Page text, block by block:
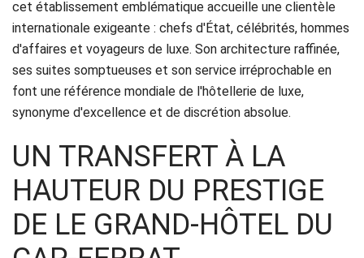
Services
de
chauffeur
Transferts
Aéroports
Solutions
d'affaires
cet établissement emblématique accueille une clientèle
internationale exigeante : chefs d'État, célébrités, hommes
d'affaires et voyageurs de luxe. Son architecture raffinée,
ses suites somptueuses et son service irréprochable en
font une référence mondiale de l'hôtellerie de luxe,
synonyme d'excellence et de discrétion absolue.
UN TRANSFERT À LA
HAUTEUR DU PRESTIGE
DE LE GRAND-HÔTEL DU